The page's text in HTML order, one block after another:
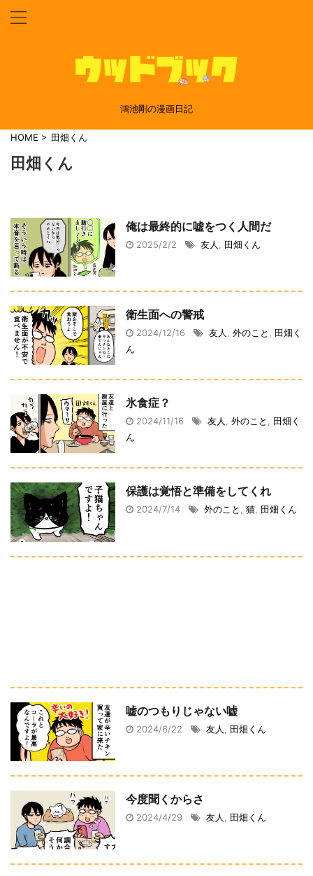
鴻池剛の漫画日記
HOME > 田畑くん
田畑くん
俺は最終的に嘘をつく人間だ
2025/2/2 友人 田畑くん
衛生面への警戒
2024/12/16 友人 外のこと
田畑く
ん
氷食症？
2024/11/16 友人 外のこと
田畑く
ん
保護は覚悟と準備をしてくれ
2024/7/14 外のこと , 猫, 田畑くん
嘘のつもりじゃない嘘
2024/6/22 友人 田畑くん
今度聞くからさ
2024/4/29 友人 田畑くん